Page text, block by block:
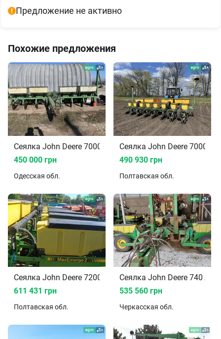
Предложение не активно
Похожие предложения
Сеялка John Deere 7000 2000
450 000 грн
Одесская обл.
Сеялка John Deere 7000
490 930 грн
Полтавская обл.
Сеялка John Deere 7200 2016
611 431 грн
Полтавская обл.
Сеялка John Deere 740 A
535 560 грн
Черкасская обл.